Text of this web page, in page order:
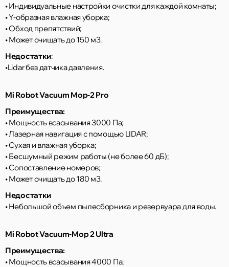
• Индивидуальные настройки очистки для каждой комнаты;
• Y-образная влажная уборка;
• Обход препятствий;
• Может очищать до 150 м3.
Недостатки:
•Lidar без датчика давления.
Mi Robot Vacuum Mop-2 Pro
Преимущества:
• Мощность всасывания 3000 Па;
• Лазерная навигация с помощью LIDAR;
• Сухая и влажная уборка;
• Бесшумный режим работы (не более 60 дБ);
• Сопоставление номеров;
• Может очищать до 180 м3.
Недостатки
• Небольшой объем пылесборника и резервуара для воды.
Mi Robot Vacuum-Mop 2 Ultra
Преимущества:
• Мощность всасывания 4000 Па;